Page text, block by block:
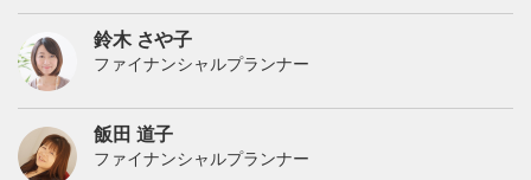
鈴木 さや子
ファイナンシャルプランナー
飯田 道子
ファイナンシャルプランナー